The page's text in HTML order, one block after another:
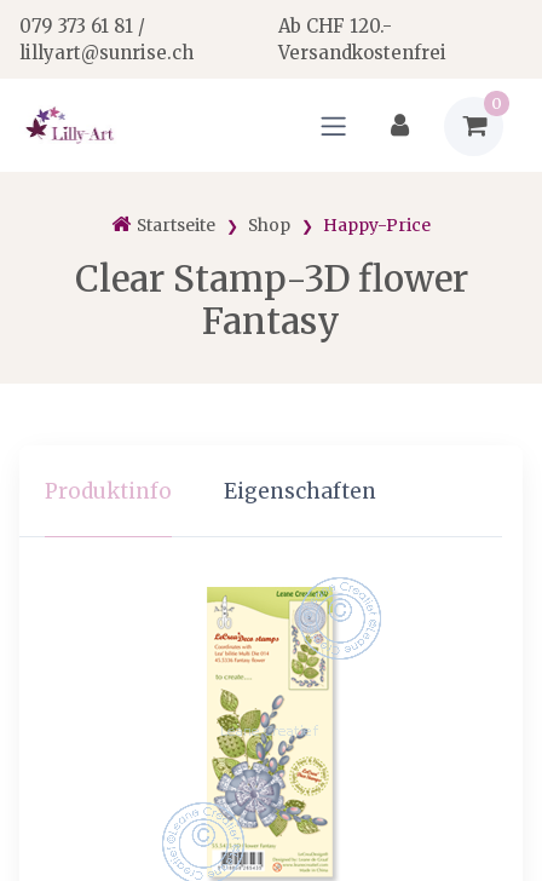
079 373 61 81 /
lillyart@sunrise.ch
Ab CHF 120.-
Versandkostenfrei
0
Startseite Shop Happy-Price
Clear Stamp-3D flower
Fantasy
Produktinfo Eigenschaften